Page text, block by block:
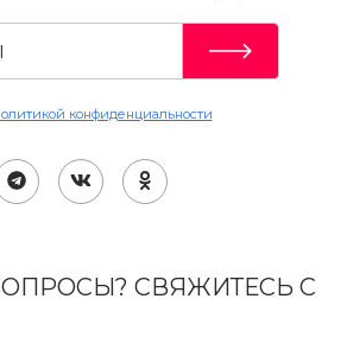
конфиденциальности
СВЯЖИТЕСЬ С